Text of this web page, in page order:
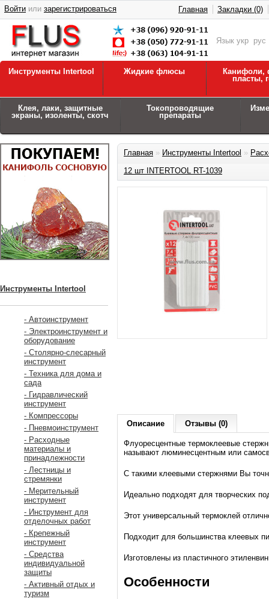
Язык укр рус
Войти или зарегистрироваться Главная Закладки (0)
Инструменты Intertool Жидкие флюсы
Канифоли,
пласты,
Клея, лаки, защитные
экраны, изоленты, скотч
Токопроводящие
препараты
Инструменты Intertool
- Автоинструмент
- Электроинструмент и
оборудование
- Столярно-слесарный
инструмент
- Техника для дома и
сада
- Гидравлический
инструмент
- Компрессоры
- Пневмоинструмент
- Расходные
материалы и
принадлежности
- Лестницы и
стремянки
- Мерительный
инструмент
- Инструмент для
отделочных работ
- Крепежный
инструмент
- Средства
индивидуальной
защиты
- Активный отдых и
туризм
Главная » Инструменты Intertool »
12 шт INTERTOOL RT-1039
Описание Отзывы (0)
Флуоресцентные термоклеевые
называют люминесцентным или
С такими клеевыми стержнями Вы
Идеально подходят для творческих
Этот универсальный термоклей
Подходит для большинства клеевых
Изготовлены из пластичного
Особенности